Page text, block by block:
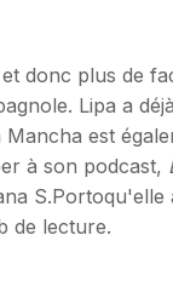
donc plus de
Lipa a
est
à son podcast,
de lecture.